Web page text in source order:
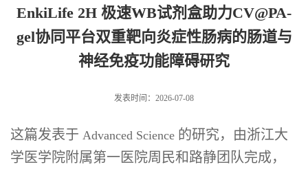
EnkiLife 2H 极速WB试剂盒助力CV@PA-
gel协同平台双重靶向炎症性肠病的肠道与
神经免疫功能障碍研究
发表时间：2026-07-08
这篇发表于 Advanced Science 的研究，由浙江大
学医学院附属第一医院周民和路静团队完成，